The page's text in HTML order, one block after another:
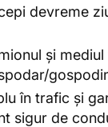
devreme
și
în trafic și
sigur de